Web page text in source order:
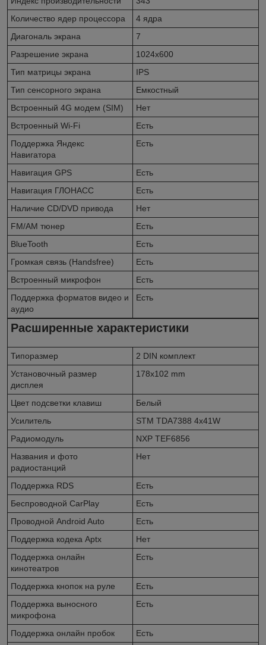
Количество ядер процессора
4 ядра
Диагональ экрана
7
Разрешение экрана
1024x600
Тип матрицы экрана
IPS
Тип сенсорного экрана
Емкостный
Встроенный 4G модем (SIM)
Нет
Встроенный Wi-Fi
Есть
Поддержка Яндекс
Навигатора
Есть
Навигация GPS
Есть
Навигация ГЛОНАСС
Есть
Наличие CD/DVD привода
Нет
FM/AM тюнер
Есть
BlueTooth
Есть
Громкая связь (Handsfree)
Есть
Встроенный микрофон
Есть
Поддержка форматов видео и
аудио
Есть
Расширенные характеристики
Типоразмер
2 DIN комплект
Установочный размер
дисплея
178x102 mm
Цвет подсветки клавиш
Белый
Усилитель
STM TDA7388 4x41W
Радиомодуль
NXP TEF6856
Названия и фото
радиостанций
Нет
Поддержка RDS
Есть
Беспроводной CarPlay
Есть
Проводной Android Auto
Есть
Поддержка кодека Aptx
Нет
Поддержка онлайн
кинотеатров
Есть
Поддержка кнопок на руле
Есть
Поддержка выносного
микрофона
Есть
Поддержка онлайн пробок
Есть